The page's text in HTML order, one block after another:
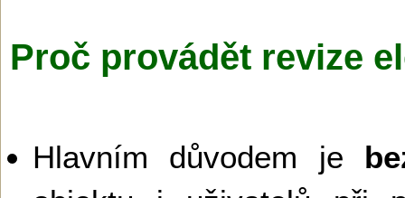
Proč provádět revize
Hlavním důvodem je